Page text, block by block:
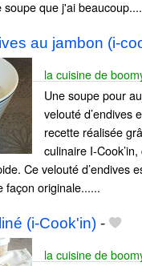
que j'ai
au jambon (i-
la cuisine de
Une soupe pour
velouté d’endives
recette réalisée
culinaire I-
Ce velouté d’endives
façon originale......
(i-Cook'in) -
la cuisine de